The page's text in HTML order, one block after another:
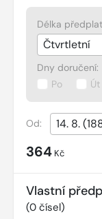
Délka
Dny doručení:
Po
Út
Od:
364 Kč
Vlastní
(0 čísel)